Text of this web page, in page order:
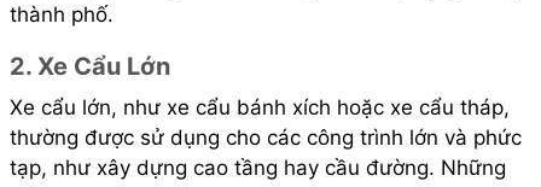
thành phố.
2. Xe Cẩu Lớn
Xe cẩu lớn, như xe cẩu bánh xích hoặc xe cẩu tháp,
thường được sử dụng cho các công trình lớn và phức
tạp, như xây dựng cao tầng hay cầu đường. Những